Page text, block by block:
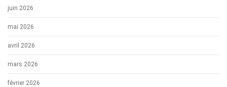
juin 2026
mai 2026
avril 2026
mars 2026
février 2026